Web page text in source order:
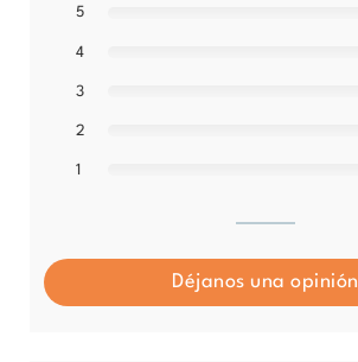
5
4
3
2
1
Déjanos una opinión